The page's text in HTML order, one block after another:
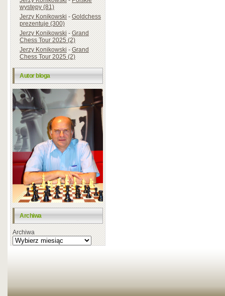
występy (81)
Jerzy Konikowski-Goldchess
prezentuje (300)
Jerzy Konikowski-Grand
Chess Tour 2025 (2)
Jerzy Konikowski-Grand
Chess Tour 2025 (2)
Autor bloga
Archiwa
Archiwa